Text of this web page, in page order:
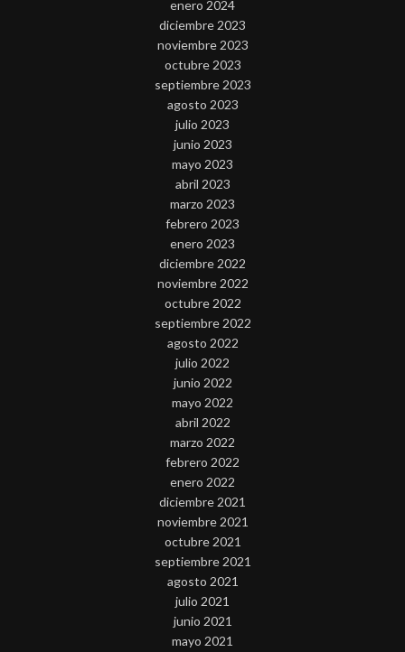
enero 2024
diciembre 2023
noviembre 2023
octubre 2023
septiembre 2023
agosto 2023
julio 2023
junio 2023
mayo 2023
abril 2023
marzo 2023
febrero 2023
enero 2023
diciembre 2022
noviembre 2022
octubre 2022
septiembre 2022
agosto 2022
julio 2022
junio 2022
mayo 2022
abril 2022
marzo 2022
febrero 2022
enero 2022
diciembre 2021
noviembre 2021
octubre 2021
septiembre 2021
agosto 2021
julio 2021
junio 2021
mayo 2021